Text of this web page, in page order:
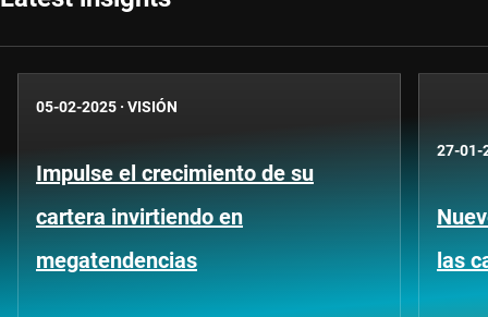
05-02-2025 · VISIÓN
Impulse el crecimiento de su
cartera invirtiendo en
megatendencias
27-01-
las